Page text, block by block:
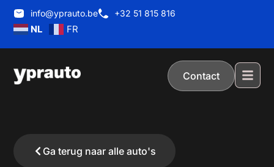
info@yprauto.be +32 51 815 816
NL FR
Contact
Ga terug naar alle auto's